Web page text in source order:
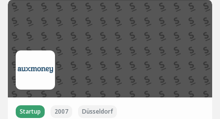
Startup 2007 Düsseldorf